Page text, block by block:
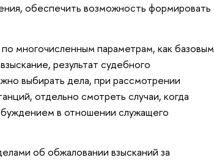
обеспечить возможность формировать
многочисленным параметрам, как базовым
результат судебного
выбирать дела, при рассмотрении
отдельно смотреть случаи, когда
в отношении служащего
об обжаловании взысканий за